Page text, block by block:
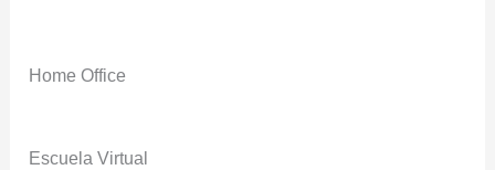
Home Office
Escuela Virtual